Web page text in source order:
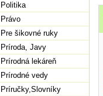
Politika
Právo
Pre šikovné ruky
Príroda, Javy
Prírodná lekáreň
Prírodné vedy
Príručky,Slovníky